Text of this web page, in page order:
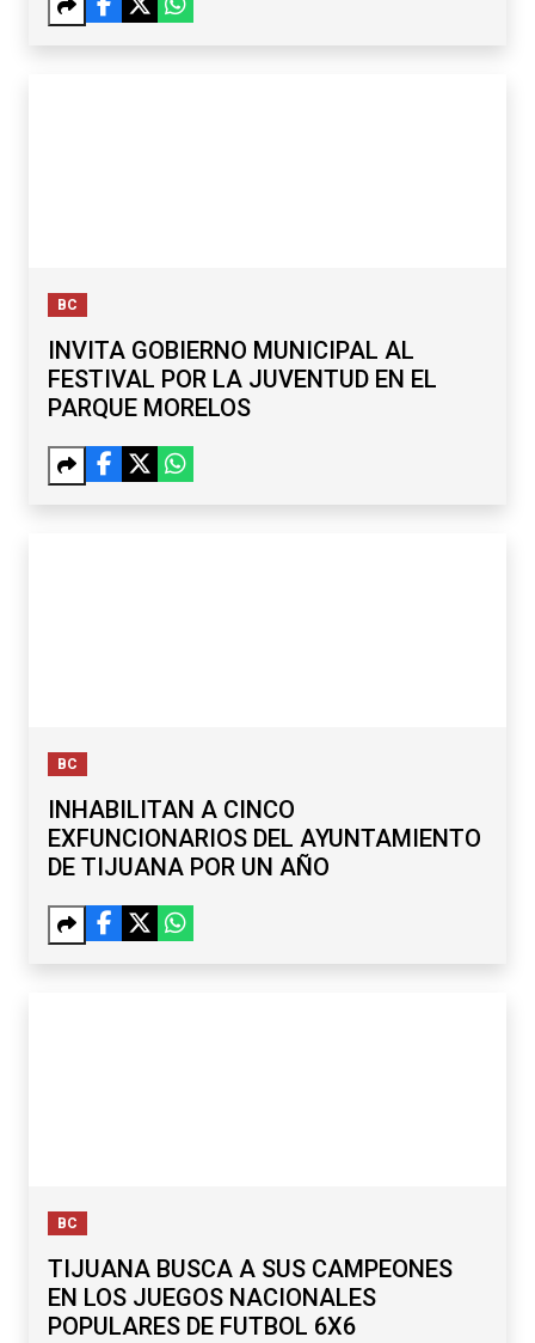
BC
INVITA GOBIERNO MUNICIPAL AL
FESTIVAL POR LA JUVENTUD EN EL
PARQUE MORELOS
BC
INHABILITAN A CINCO
EXFUNCIONARIOS DEL AYUNTAMIENTO
DE TIJUANA POR UN AÑO
BC
TIJUANA BUSCA A SUS CAMPEONES
EN LOS JUEGOS NACIONALES
POPULARES DE FUTBOL 6X6